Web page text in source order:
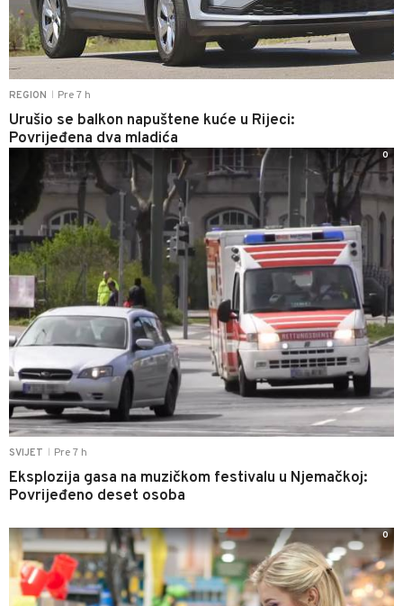
REGION Pre 7 h
Urušio se balkon napuštene kuće u Rijeci:
Povrijeđena dva mladića
SVIJET Pre 7 h
Eksplozija gasa na muzičkom festivalu u Njemačkoj:
Povrijeđeno deset osoba
0
0